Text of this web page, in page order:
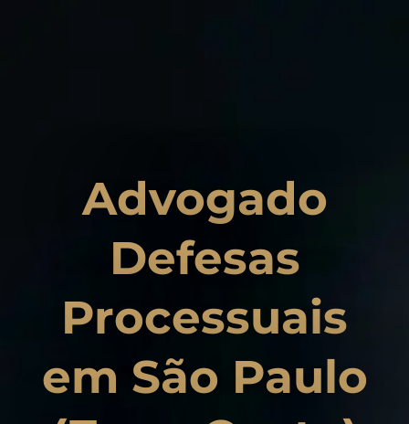
Advogado
Defesas
Processuais
em São Paulo